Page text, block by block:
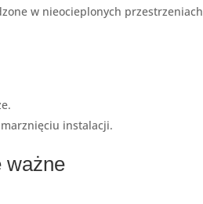
w nieocieplonych przestrzeniach
instalacji.
ważne